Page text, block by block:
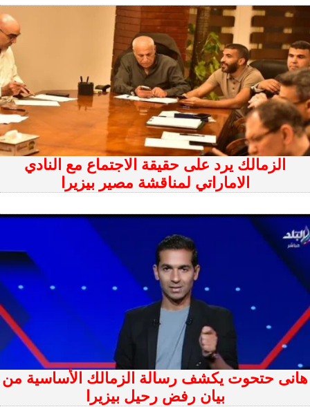
الزمالك يرد على حقيقة الاجتماع مع النادي
الاماراتي لمناقشة مصير بيزيرا
هانى حتحوت يكشف رسالة الزمالك الأساسية من
بيان رفض رحيل بيزيرا